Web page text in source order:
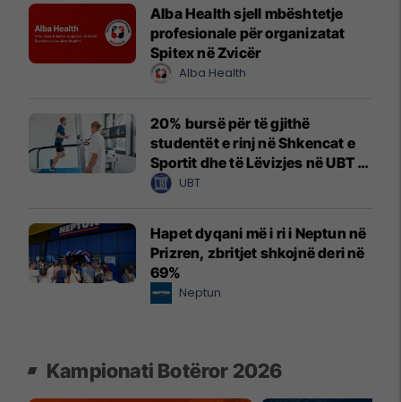
Alba Health sjell mbështetje
profesionale për organizatat
Spitex në Zvicër
Alba Health
20% bursë për të gjithë
studentët e rinj në Shkencat e
Sportit dhe të Lëvizjes në UBT –
vendet janë të limituara
UBT
Hapet dyqani më i ri i Neptun në
Prizren, zbritjet shkojnë deri në
69%
Neptun
Kampionati Botëror 2026